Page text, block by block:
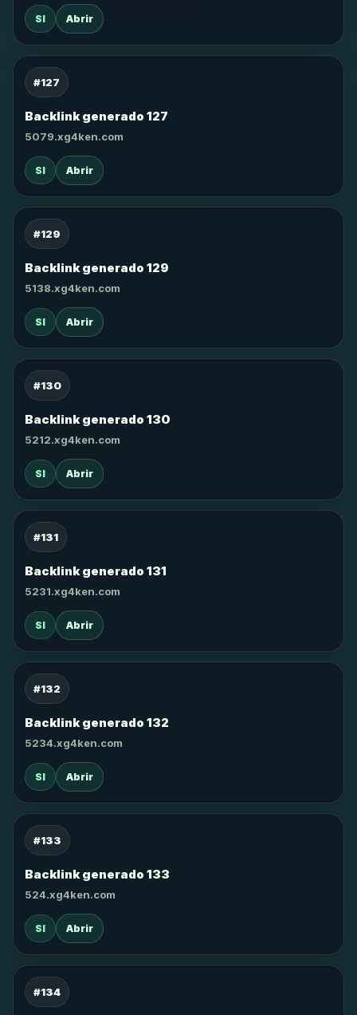
SI Abrir
#127
Backlink generado 127
5079.xg4ken.com
SI Abrir
#129
Backlink generado 129
5138.xg4ken.com
SI Abrir
#130
Backlink generado 130
5212.xg4ken.com
SI Abrir
#131
Backlink generado 131
5231.xg4ken.com
SI Abrir
#132
Backlink generado 132
5234.xg4ken.com
SI Abrir
#133
Backlink generado 133
524.xg4ken.com
SI Abrir
#134